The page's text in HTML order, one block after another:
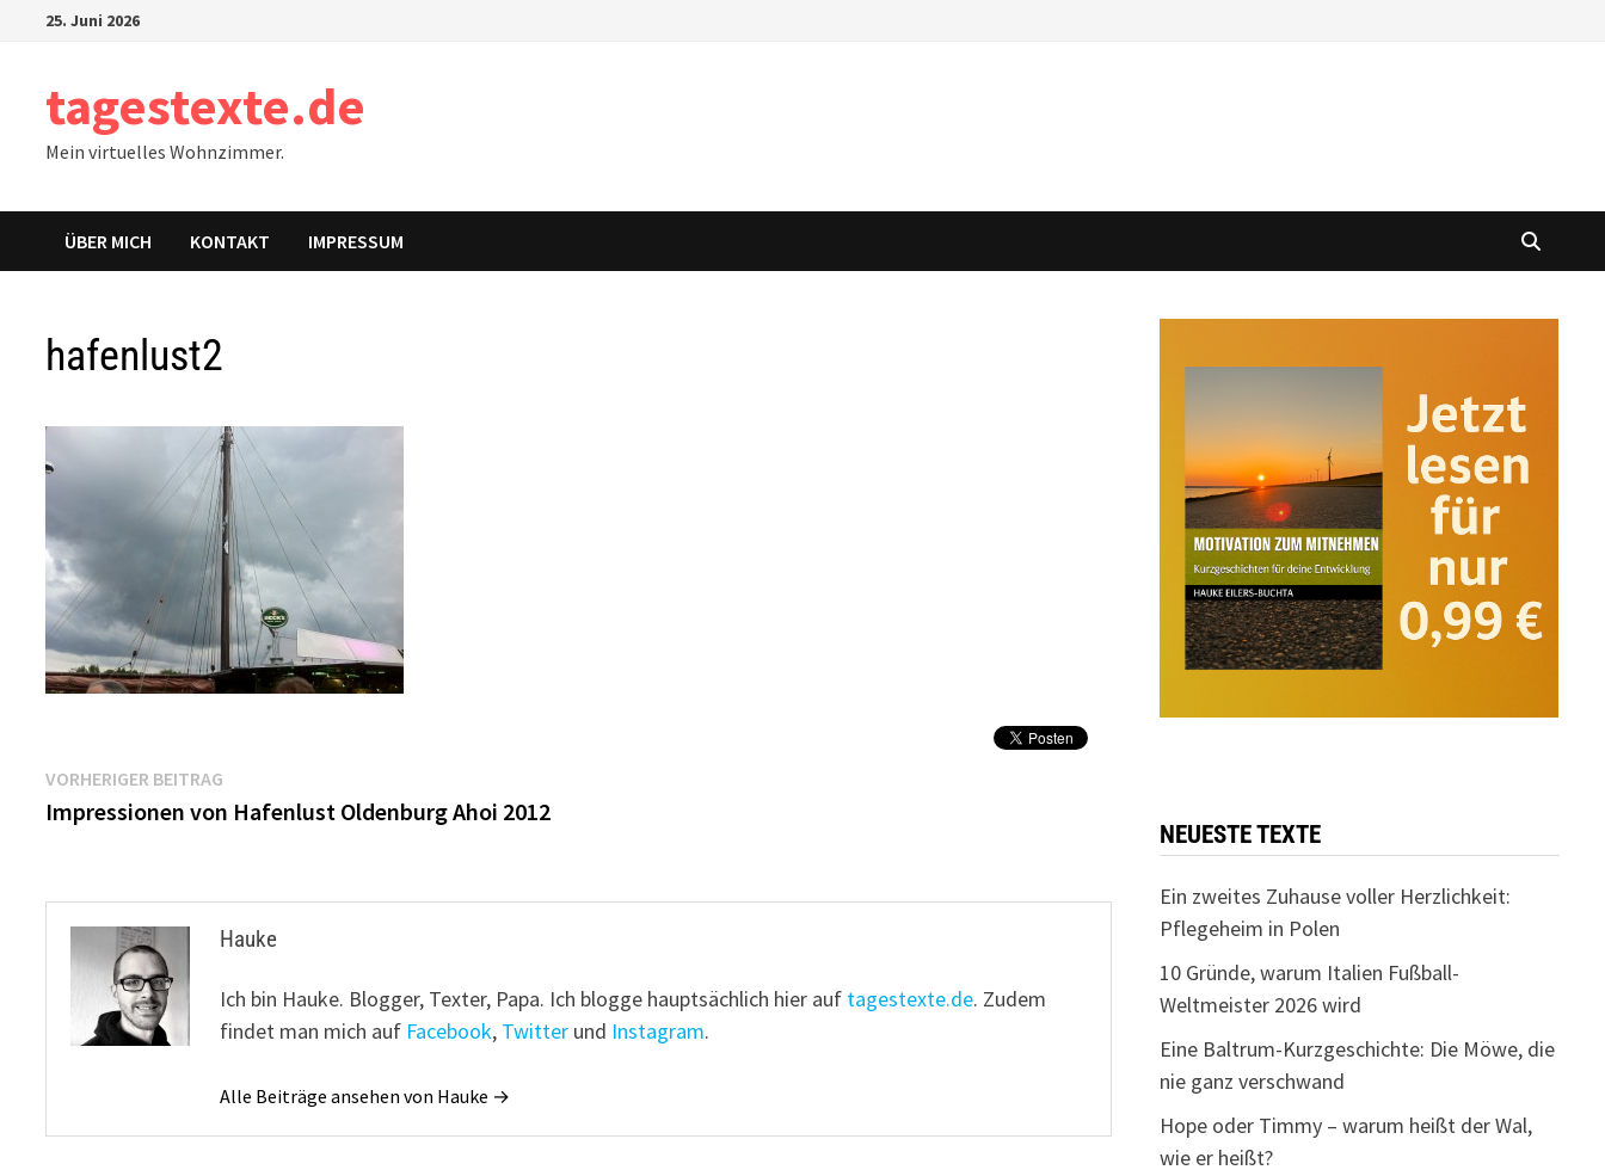
25. Juni 2026
tagestexte.de
Mein virtuelles Wohnzimmer.
ÜBER MICH KONTAKT IMPRESSUM
hafenlust2
Beitragsnavigation
VORHERIGER BEITRAG
Beitrag:
Impressionen von Hafenlust Oldenburg Ahoi 2012
Hauke
Ich bin Hauke. Blogger, Texter, Papa. Ich blogge hauptsächlich hier auf tagestexte.de. Zudem
findet man mich auf Facebook, Twitter und Instagram.
Alle Beiträge ansehen von Hauke →
NEUESTE TEXTE
Ein zweites Zuhause voller Herzlichkeit:
Pflegeheim in Polen
10 Gründe, warum Italien Fußball-
Weltmeister 2026 wird
Eine Baltrum-Kurzgeschichte: Die Möwe, die
nie ganz verschwand
Hope oder Timmy – warum heißt der Wal,
wie er heißt?